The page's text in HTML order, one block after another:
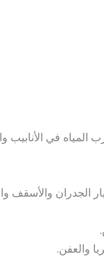
في الأنابيب
الجدران والأسقف
والعفن.